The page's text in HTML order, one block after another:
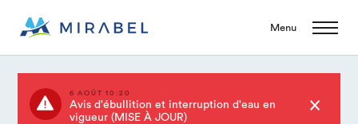
Menu
6 AOÛT 10:20
Avis d'ébullition et interruption d'eau en
vigueur (MISE À JOUR)